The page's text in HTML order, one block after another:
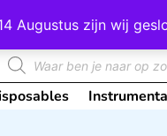
Augustus zijn wij
Google